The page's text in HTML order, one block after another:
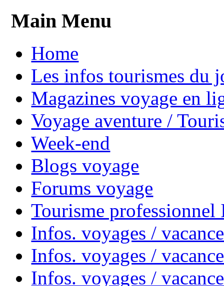
Main Menu
Home
Les infos tourismes du
Magazines voyage en
Voyage aventure /
Week-end
Blogs voyage
Forums voyage
Tourisme
Infos. voyages /
Infos. voyages /
Infos. voyages /